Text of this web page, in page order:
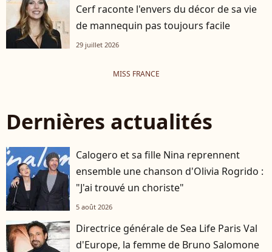
Cerf raconte l'envers du décor de sa vie
de mannequin pas toujours facile
29 juillet 2026
MISS FRANCE
Dernières actualités
Calogero et sa fille Nina reprennent
ensemble une chanson d'Olivia Rogrido :
"J'ai trouvé un choriste"
5 août 2026
Directrice générale de Sea Life Paris Val
d'Europe, la femme de Bruno Salomone